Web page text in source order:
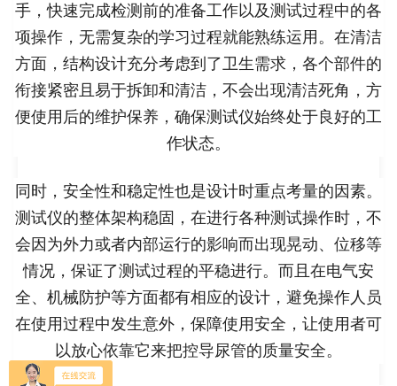
手，快速完成检测前的准备工作以及测试过程中的各
项操作，无需复杂的学习过程就能熟练运用。在清洁
方面，结构设计充分考虑到了卫生需求，各个部件的
衔接紧密且易于拆卸和清洁，不会出现清洁死角，方
便使用后的维护保养，确保测试仪始终处于良好的工
作状态。
同时，安全性和稳定性也是设计时重点考量的因素。
测试仪的整体架构稳固，在进行各种测试操作时，不
会因为外力或者内部运行的影响而出现晃动、位移等
情况，保证了测试过程的平稳进行。而且在电气安
全、机械防护等方面都有相应的设计，避免操作人员
在使用过程中发生意外，保障使用安全，让使用者可
以放心依靠它来把控导尿管的质量安全。